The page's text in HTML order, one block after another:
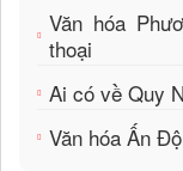
Văn hóa
thoại
Ai có về Quy
Văn hóa Ấn